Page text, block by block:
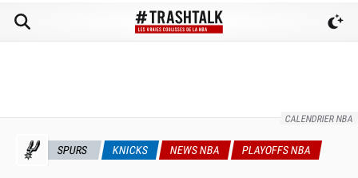
CALENDRIER NBA
SPURS KNICKS NEWS NBA PLAYOFFS NBA